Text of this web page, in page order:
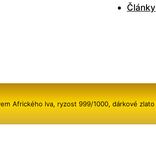
Články
Afrického lva, ryzost 999/1000, dárkové zlato